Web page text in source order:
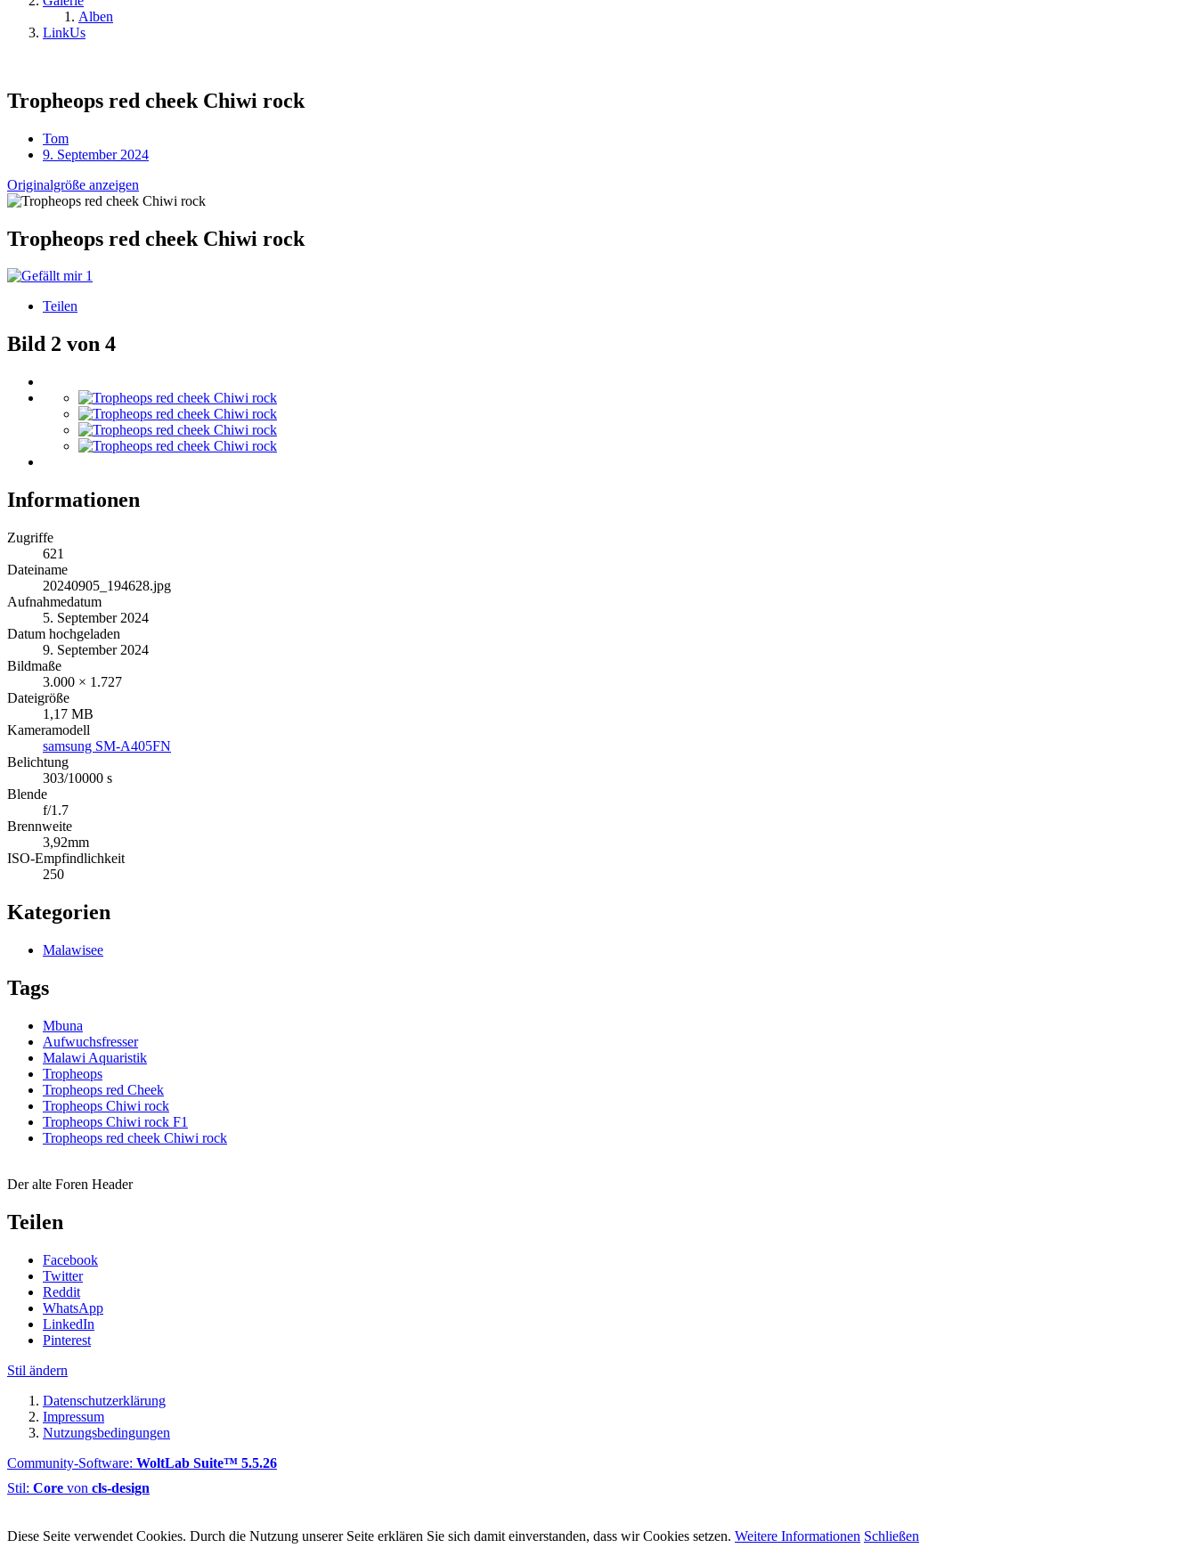
Alben
LinkUs
Tropheops red cheek Chiwi rock
Tom
9. September 2024
Originalgröße anzeigen
Tropheops red cheek Chiwi rock
1
Teilen
Bild 2 von 4
Informationen
Zugriffe
621
Dateiname
20240905_194628.jpg
Aufnahmedatum
5. September 2024
Datum hochgeladen
9. September 2024
Bildmaße
3.000 × 1.727
Dateigröße
1,17 MB
Kameramodell
samsung SM-A405FN
Belichtung
303/10000 s
Blende
f/1.7
Brennweite
3,92mm
ISO-Empfindlichkeit
250
Kategorien
Malawisee
Tags
Mbuna
Aufwuchsfresser
Malawi Aquaristik
Tropheops
Tropheops red Cheek
Tropheops Chiwi rock
Tropheops Chiwi rock F1
Tropheops red cheek Chiwi rock
Der alte Foren Header
Teilen
Facebook
Twitter
Reddit
WhatsApp
LinkedIn
Pinterest
Stil ändern
Datenschutzerklärung
Impressum
Nutzungsbedingungen
Community-Software: WoltLab Suite™ 5.5.26
Stil: Core von cls-design
Diese Seite verwendet Cookies. Durch die Nutzung unserer Seite erklären Sie sich damit einverstanden, dass wir Cookies setzen. Weitere Informationen Schließen